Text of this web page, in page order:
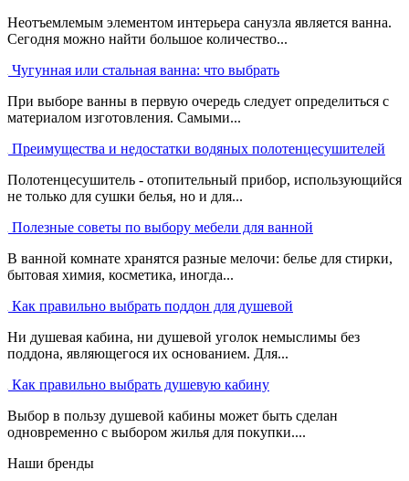
Неотъемлемым элементом интерьера санузла является ванна.
Сегодня можно найти большое количество...
Чугунная или стальная ванна: что выбрать
При выборе ванны в первую очередь следует определиться с
материалом изготовления. Самыми...
Преимущества и недостатки водяных полотенцесушителей
Полотенцесушитель - отопительный прибор, использующийся
не только для сушки белья, но и для...
Полезные советы по выбору мебели для ванной
В ванной комнате хранятся разные мелочи: белье для стирки,
бытовая химия, косметика, иногда...
Как правильно выбрать поддон для душевой
Ни душевая кабина, ни душевой уголок немыслимы без
поддона, являющегося их основанием. Для...
Как правильно выбрать душевую кабину
Выбор в пользу душевой кабины может быть сделан
одновременно с выбором жилья для покупки....
Наши бренды